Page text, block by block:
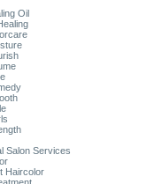
Oil
Salon Services
Haircolor